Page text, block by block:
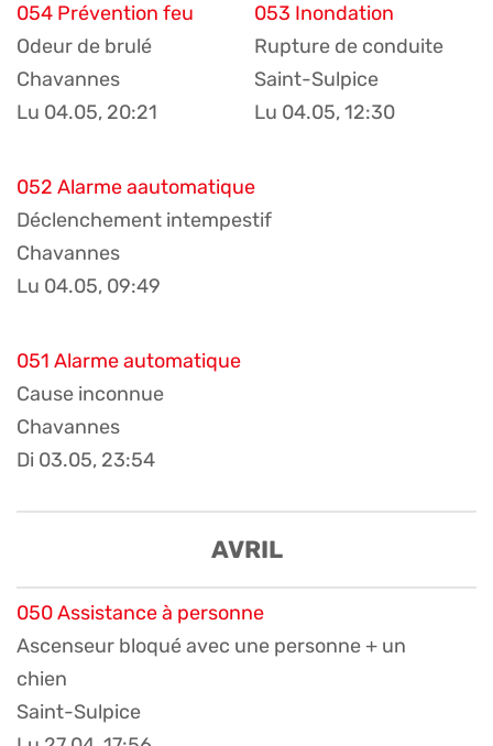
054 Prévention feu
Odeur de brulé
Chavannes
Lu 04.05, 20:21
053 Inondation
Rupture de conduite
Saint-Sulpice
Lu 04.05, 12:30
052 Alarme aautomatique
Déclenchement intempestif
Chavannes
Lu 04.05, 09:49
051 Alarme automatique
Cause inconnue
Chavannes
Di 03.05, 23:54
AVRIL
050 Assistance à personne
Ascenseur bloqué avec une personne + un
chien
Saint-Sulpice